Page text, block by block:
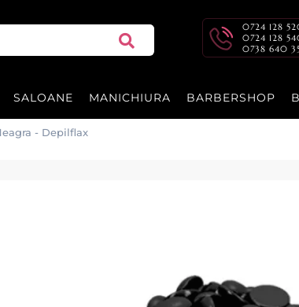
0724 128
0724 128
0738 640
SALOANE MANICHIURA BARBERSHOP
- Depilflax
Ceara FILM Granule
Ceara FILM Granule extra elastica Neagra 1 kg
Ceara de calitate Premium import Spania